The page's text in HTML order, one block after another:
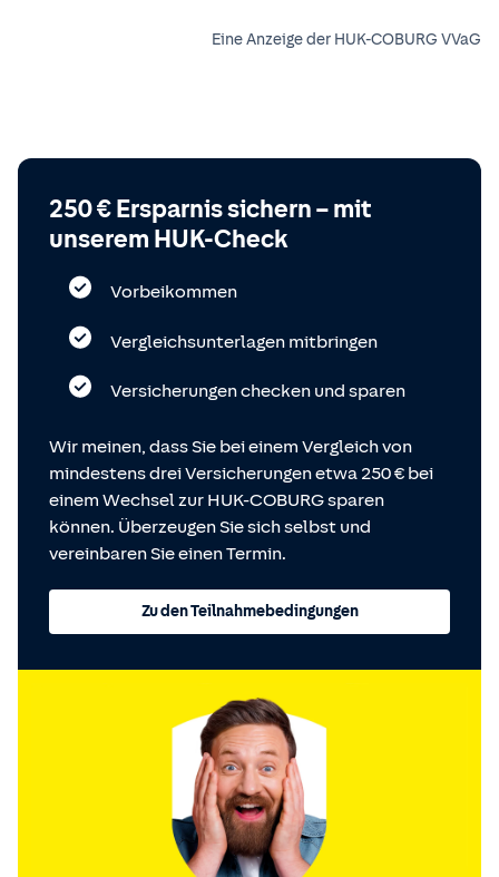
Eine Anzeige der HUK-COBURG VVaG
250 € Ersparnis sichern – mit
unserem HUK-Check
Vorbeikommen
Vergleichsunterlagen mitbringen
Versicherungen checken und sparen
Wir meinen, dass Sie bei einem Vergleich von
mindestens drei Versicherungen etwa 250 € bei
einem Wechsel zur HUK-COBURG sparen
können. Überzeugen Sie sich selbst und
vereinbaren Sie einen Termin.
Zu den Teilnahmebedingungen